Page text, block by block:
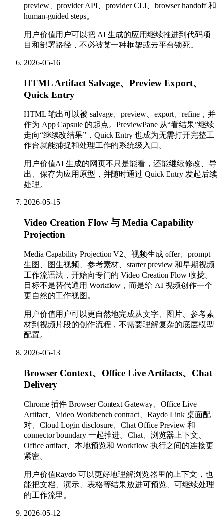
preview、provider API、provider CLI、browser handoff 和
human-guided steps。
用户价值用户可以把 AI 生成的应用继续推进到代码项
目和部署路径，不必被某一种框架或云平台锁死。
2026-05-16
HTML Artifact Salvage、Preview Export、
Quick Entry
HTML 输出可以被 salvage、preview、export、refine，并
作为 App Capsule 的起点。PreviewPane 从“看结果”继续
走向“继续改结果”，Quick Entry 也成为无需打开完整工
作台就能捕捉和处理工作的系统级入口。
用户价值AI 生成的网页不只是能看，还能继续修改、导
出、保存为应用原型，并随时通过 Quick Entry 发起后续
处理。
2026-05-15
Video Creation Flow 与 Media Capability
Projection
Media Capability Projection V2、视频生成 offer、prompt
生图、图生视频、参考素材、starter preview 和早期视频
工作流语法，开始向专门的 Video Creation Flow 收拢。
目标不是替代通用 Workflow，而是给 AI 视频创作一个
更自然的工作视图。
用户价值用户可以更自然地完成从文字、图片、参考素
材到视频片段的创作流程，不需要理解复杂的底层模型
配置。
2026-05-13
Browser Context、Office Live Artifacts、Chat
Delivery
Chrome 插件 Browser Context Gateway、Office Live
Artifact、Video Workbench contract、Raydo Link 桌面配
对、Cloud Login disclosure、Chat Office Preview 和
connector boundary 一起推进。Chat、浏览器上下文、
Office artifact、本地预览和 Workflow 执行之间的连接更
紧密。
用户价值Raydo 可以更好地理解浏览器里的上下文，也
能把文档、演示、表格等结果放进可预览、可继续处理
的工作流里。
2026-05-12